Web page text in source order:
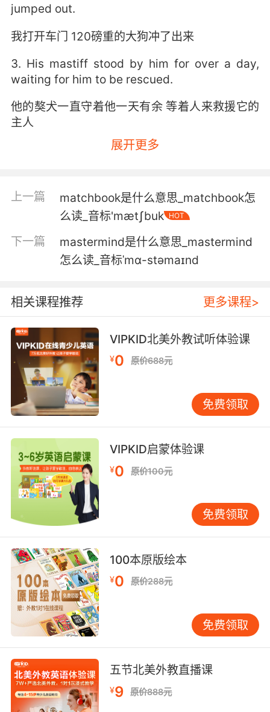
jumped out.
我打开车门 120磅重的大狗冲了出来
3. His mastiff stood by him for over a day,
waiting for him to be rescued.
他的獒犬一直守着他一天有余 等着人来救援它的
主人
4. she regrets telling you that you shouldn't
她很后悔告诉你 你不该收养那些獒幼犬
5. Someone could have trained a pit bull or a
large breed like a mastiff or an akita to attack
on command.
来听令攻击
展开更多
上一篇
matchbook是什么意思_matchbook怎
么读_音标'mætʃbuk
HOT
下一篇
mastermind是什么意思_mastermind
怎么读_音标ˈmɑ-stəmaɪnd
相关课程推荐 更多课程>
VIPKID北美外教试听体验课
¥0 原价688元
免费领取
VIPKID启蒙体验课
¥0 原价100元
免费领取
100本原版绘本
¥0 原价288元
免费领取
五节北美外教直播课
¥9 原价888元